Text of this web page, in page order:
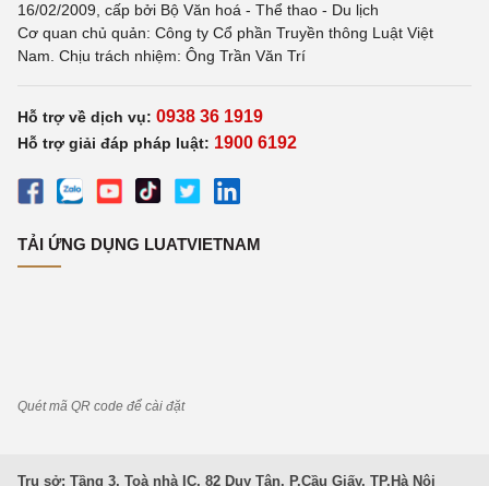
16/02/2009, cấp bởi Bộ Văn hoá - Thể thao - Du lịch
Cơ quan chủ quản: Công ty Cổ phần Truyền thông Luật Việt
Nam. Chịu trách nhiệm: Ông Trần Văn Trí
Hỗ trợ về dịch vụ: 0938 36 1919
Hỗ trợ giải đáp pháp luật: 1900 6192
TẢI ỨNG DỤNG LUATVIETNAM
Quét mã QR code để cài đặt
Trụ sở: Tầng 3, Toà nhà IC, 82 Duy Tân, P.Cầu Giấy, TP.Hà Nội